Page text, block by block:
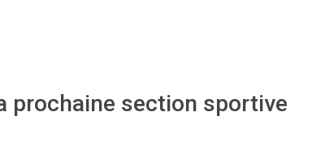
prochaine section sportive